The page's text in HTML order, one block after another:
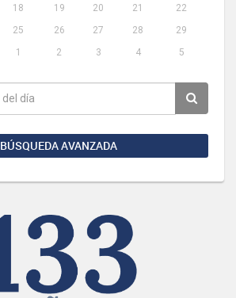
18 19 20 21
22
25 26 27 28
29
1 2 3 4 5
BÚSQUEDA AVANZADA